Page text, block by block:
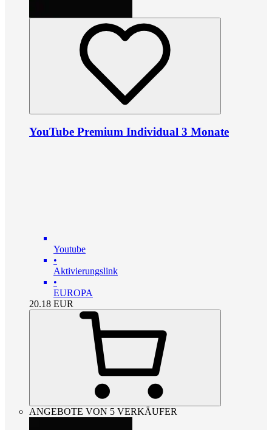
YouTube Premium Individual 3 Monate
Youtube
•
Aktivierungslink
•
EUROPA
20.18 EUR
ANGEBOTE VON 5 VERKÄUFER